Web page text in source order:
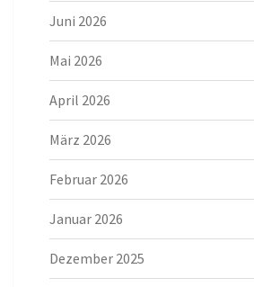
Juni 2026
Mai 2026
April 2026
März 2026
Februar 2026
Januar 2026
Dezember 2025